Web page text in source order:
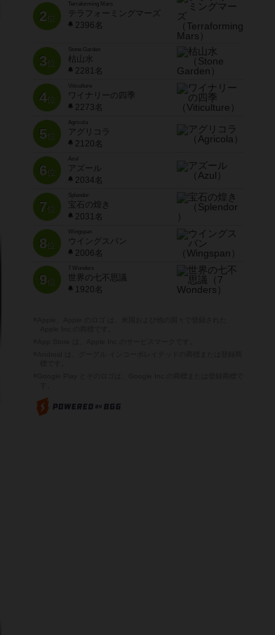
2位
Terraforming Mars
テラフォーミングマーズ
2396名
3位
Stone Garden
枯山水
2281名
4位
Viticulture
ワイナリーの四季
2273名
5位
Agricola
アグリコラ
2120名
6位
Azul
アズール
2034名
7位
宝石の煌き
2031名
8位
Wingspan
ウイングスパン
2006名
9位
7 Wonders
世界の七不思議
1920名